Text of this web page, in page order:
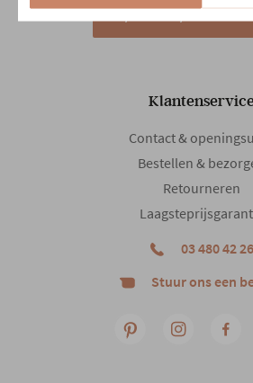
14/08 en 15/08
Contact &
Bestellen &
Retourneren
03 480 42 26
Stuur ons een